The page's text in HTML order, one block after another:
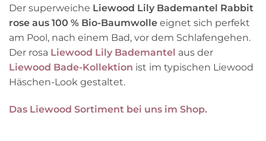
Der superweiche Liewood Lily Bademantel Rabbit
rose aus 100 % Bio-Baumwolle eignet sich perfekt
am Pool, nach einem Bad, vor dem Schlafengehen.
Der rosa Liewood Lily Bademantel aus der
Liewood Bade-Kollektion ist im typischen Liewood
Häschen-Look gestaltet.
Das Liewood Sortiment bei uns im Shop.